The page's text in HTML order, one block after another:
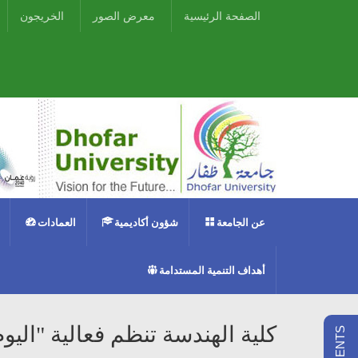
الصفحة الرئيسية معرض الصور الخريجون
عن الجامعة شؤون أكاديمية العمادات
أهداف التنمية المستدامة
كلية الهندسة تنظم فعالية